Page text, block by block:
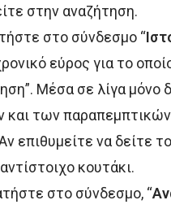
στην αναζήτηση.
στο σύνδεσμο “
εύρος για το
Μέσα σε λίγα
και των
επιθυμείτε να δείτε
κουτάκι.
στο σύνδεσμο, “